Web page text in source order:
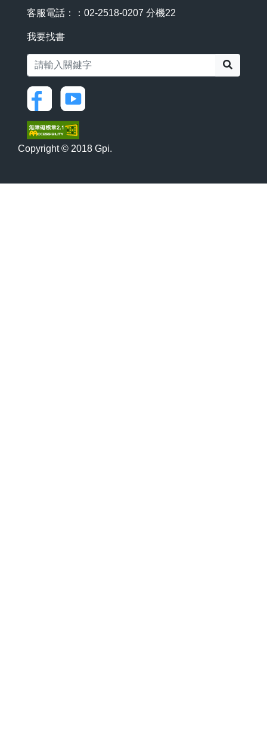
客服電話：：02-2518-0207 分機22
我要找書
Copyright © 2018 Gpi.